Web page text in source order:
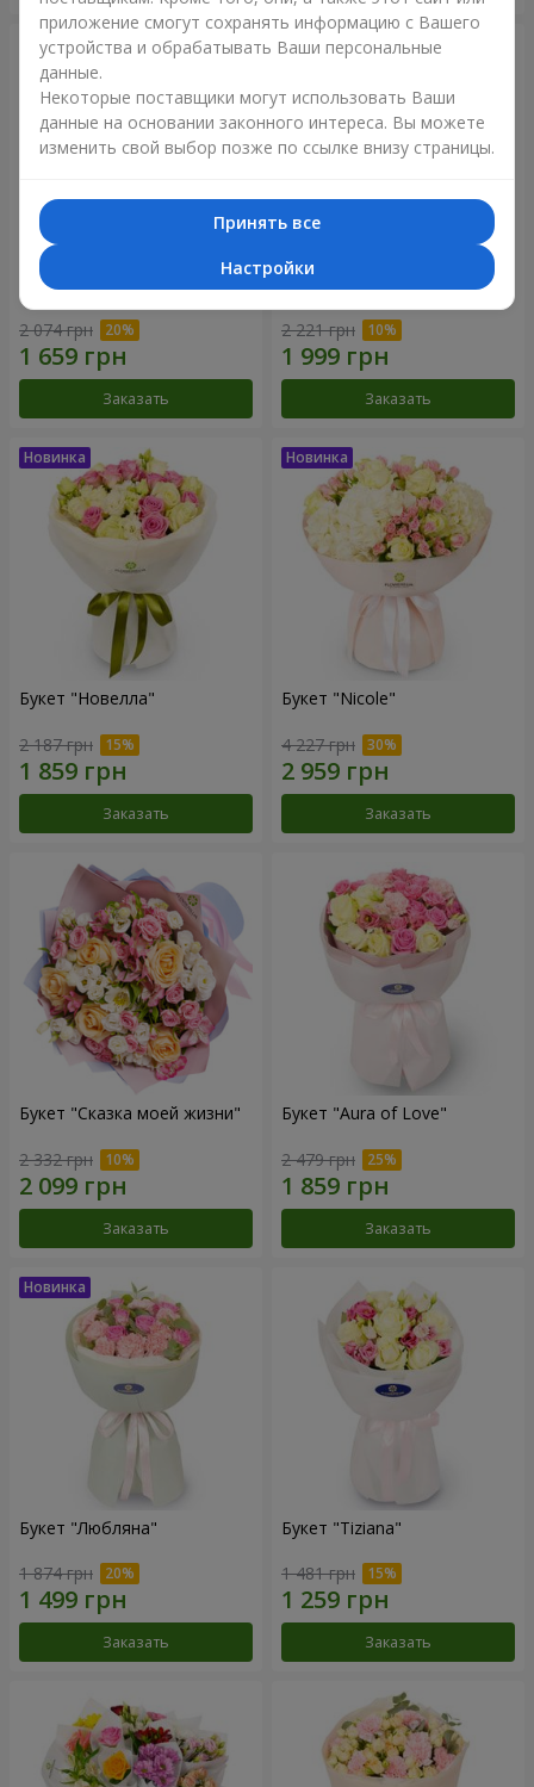
Букет "Дуэт гармонии"
2 074 грн
Заказать
Букет "My Lady"
2 221 грн
Заказать
Букет "Новелла"
2 187 грн
Заказать
Букет "Nicole"
4 227 грн
Заказать
Букет "Сказка моей жизни"
2 332 грн
Заказать
Букет "Aura of Love"
2 479 грн
Заказать
Букет "Любляна"
1 874 грн
Заказать
Букет "Tiziana"
1 481 грн
Заказать
приложение смогут сохранять информацию с Вашего
устройства и обрабатывать Ваши персональные
данные.
Некоторые поставщики могут использовать Ваши
данные на основании законного интереса. Вы можете
изменить свой выбор позже по ссылке внизу страницы.
Принять все
Настройки